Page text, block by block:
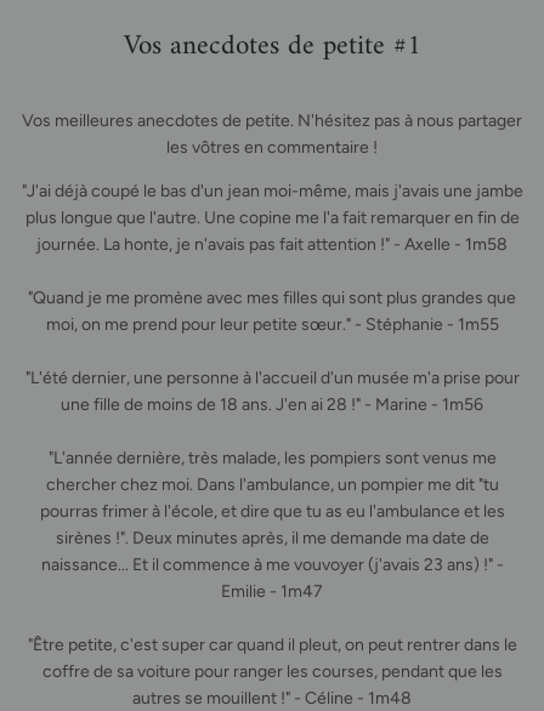
Vos anecdotes de petite #1
Vos meilleures anecdotes de petite. N'hésitez pas à nous partager
les vôtres en commentaire !
"J'ai déjà coupé le bas d'un jean moi-même, mais j'avais une jambe
plus longue que l'autre. Une copine me l'a fait remarquer en fin de
journée. La honte, je n'avais pas fait attention !" - Axelle - 1m58
"Quand je me promène avec mes filles qui sont plus grandes que
moi, on me prend pour leur petite sœur." - Stéphanie - 1m55
"L'été dernier, une personne à l'accueil d'un musée m'a prise pour
une fille de moins de 18 ans. J'en ai 28 !" - Marine - 1m56
"L'année dernière, très malade, les pompiers sont venus me
chercher chez moi. Dans l'ambulance, un pompier me dit "tu
pourras frimer à l'école, et dire que tu as eu l'ambulance et les
sirènes !". Deux minutes après, il me demande ma date de
naissance... Et il commence à me vouvoyer (j'avais 23 ans) !" -
Emilie - 1m47
"Être petite, c'est super car quand il pleut, on peut rentrer dans le
coffre de sa voiture pour ranger les courses, pendant que les
autres se mouillent !" - Céline - 1m48